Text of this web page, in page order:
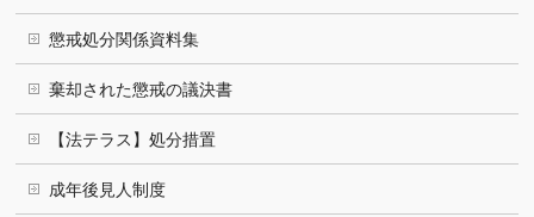
懲戒処分関係資料集
棄却された懲戒の議決書
【法テラス】処分措置
成年後見人制度